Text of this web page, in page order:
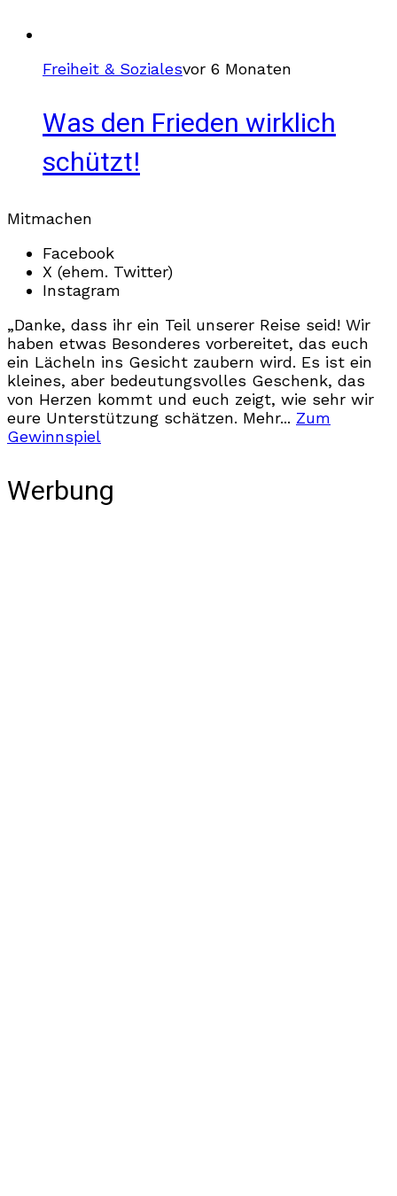
Freiheit & Sozialesvor 6 Monaten
Was den Frieden wirklich
schützt!
Mitmachen
Facebook
X (ehem. Twitter)
Instagram
„Danke, dass ihr ein Teil unserer Reise seid! Wir
haben etwas Besonderes vorbereitet, das euch
ein Lächeln ins Gesicht zaubern wird. Es ist ein
kleines, aber bedeutungsvolles Geschenk, das
von Herzen kommt und euch zeigt, wie sehr wir
eure Unterstützung schätzen. Mehr... Zum
Gewinnspiel
Werbung